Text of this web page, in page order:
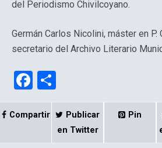
del Periodismo Chivilcoyano.
Germán Carlos Nicolini, máster en P.
secretario del Archivo Literario
F
a
ce
o
m
p
Compartir
Publicar
en Twitter
Pin